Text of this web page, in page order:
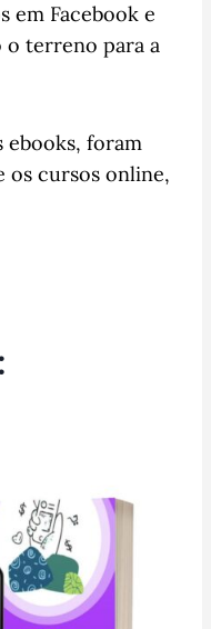
em Facebook e
o terreno para a
ebooks, foram
os cursos online,